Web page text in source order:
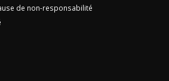
de non-responsabilité